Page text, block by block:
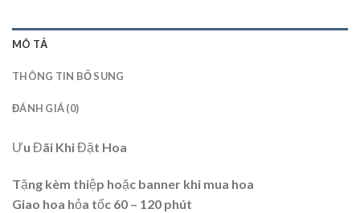
MÔ TẢ
THÔNG TIN BỔ SUNG
ĐÁNH GIÁ (0)
Ưu Đãi Khi Đặt Hoa
Tặng kèm thiệp hoặc banner khi mua hoa
Giao hoa hỏa tốc 60 – 120 phút